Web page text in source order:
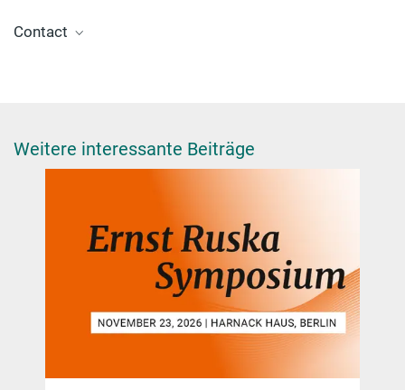
Contact
Weitere interessante Beiträge